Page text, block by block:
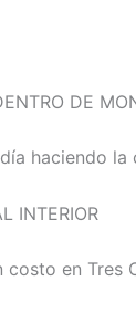
DE
haciendo
INTERIOR
costo en Tres